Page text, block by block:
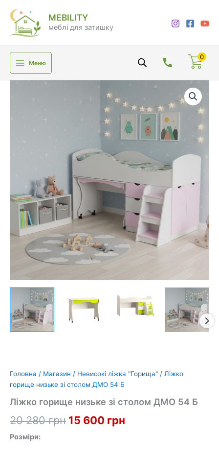
вмісту
MEBILITY
меблі для затишку
Меню
0
Головна / Магазин / Невисокі ліжка "Горища" / Ліжко
горище низьке зі столом ДМО 54 Б
Ліжко горище низьке зі столом ДМО 54 Б
20 280грн Оригінальна
15 600 грн
Розміри: